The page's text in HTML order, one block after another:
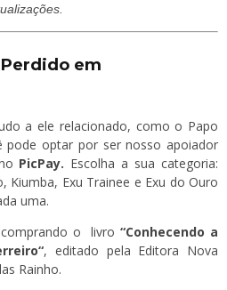
em
a ele relacionado, como o Papo
pode optar por ser nosso apoiador
PicPay. Escolha a sua categoria:
Kiumba, Exu Trainee e Exu do Ouro
uma.
comprando o livro“Conhecendo a
“, editado pela Editora Nova
Rainho.